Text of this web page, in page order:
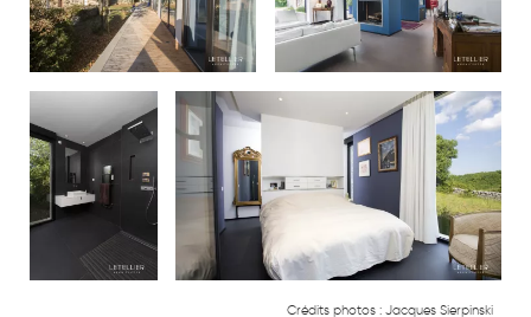
Crédits photos : Jacques Sierpinski